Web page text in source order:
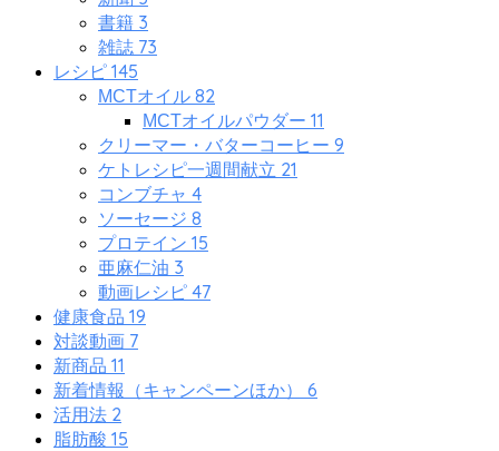
書籍 3
雑誌 73
レシピ 145
MCTオイル 82
MCTオイルパウダー 11
クリーマー・バターコーヒー 9
ケトレシピ一週間献立 21
コンブチャ 4
ソーセージ 8
プロテイン 15
亜麻仁油 3
動画レシピ 47
健康食品 19
対談動画 7
新商品 11
新着情報（キャンペーンほか） 6
活用法 2
脂肪酸 15